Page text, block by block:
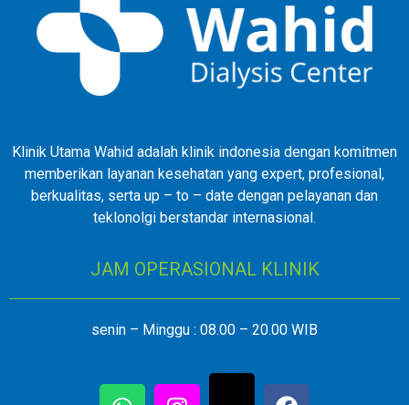
Klinik Utama Wahid adalah klinik indonesia dengan komitmen
memberikan layanan kesehatan yang expert, profesional,
berkualitas, serta up – to – date dengan pelayanan dan
teklonolgi berstandar internasional.
JAM OPERASIONAL KLINIK
senin – Minggu : 08.00 – 20.00 WIB